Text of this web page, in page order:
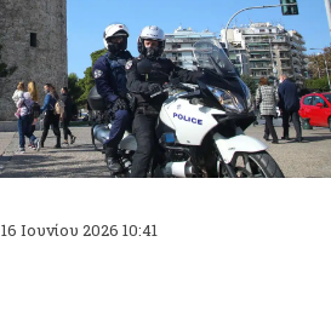
16 Ιουνίου 2026 10:41